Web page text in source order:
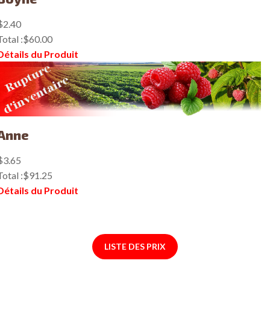
:$60.00
du Produit
:$91.25
du Produit
LISTE DES PRIX